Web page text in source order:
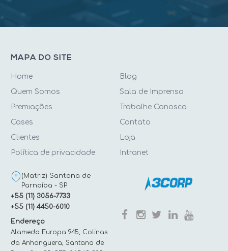
MAPA DO SITE
Home
Quem Somos
Premiações
Cases
Clientes
Política de privacidade
Blog
Sala de Imprensa
Trabalhe Conosco
Contato
Loja
Intranet
(Matriz) Santana de
Parnaíba - SP
+55 (11) 3056-7733
+55 (11) 4450-6010
Endereço
Alameda Europa 945, Colinas
da Anhanguera, Santana de